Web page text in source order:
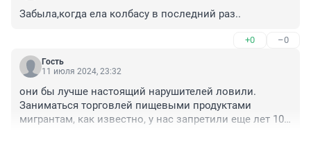
Забыла,когда ела колбасу в последний раз..
+0 –0
Гость
11 июля 2024, 23:32
они бы лучше настоящий нарушителей ловили.
Заниматься торговлей пищевыми продуктами
мигрантам, как известно, у нас запретили еще лет 10